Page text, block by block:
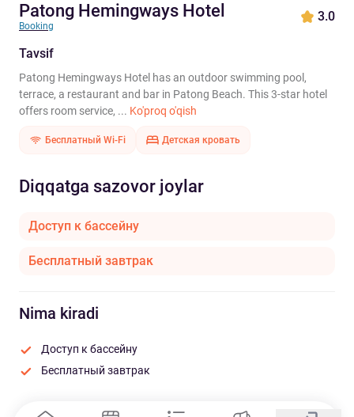
Patong Hemingways Hotel
Booking
3.0
Tavsif
Patong Hemingways Hotel has an outdoor swimming pool,
terrace, a restaurant and bar in Patong Beach. This 3-star hotel
offers room service, ... Ko'proq o'qish
Бесплатный Wi-Fi Детская кровать
Diqqatga sazovor joylar
Доступ к бассейну
Бесплатный завтрак
Nima kiradi
Доступ к бассейну
Бесплатный завтрак